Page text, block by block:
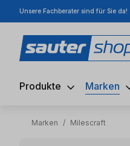
Hauptinhalt springen
Zur Suche springen
Zur Hauptnavigation
Unsere Fachberater sind für Sie da!
Produkte Marken
Marken / Milescraft